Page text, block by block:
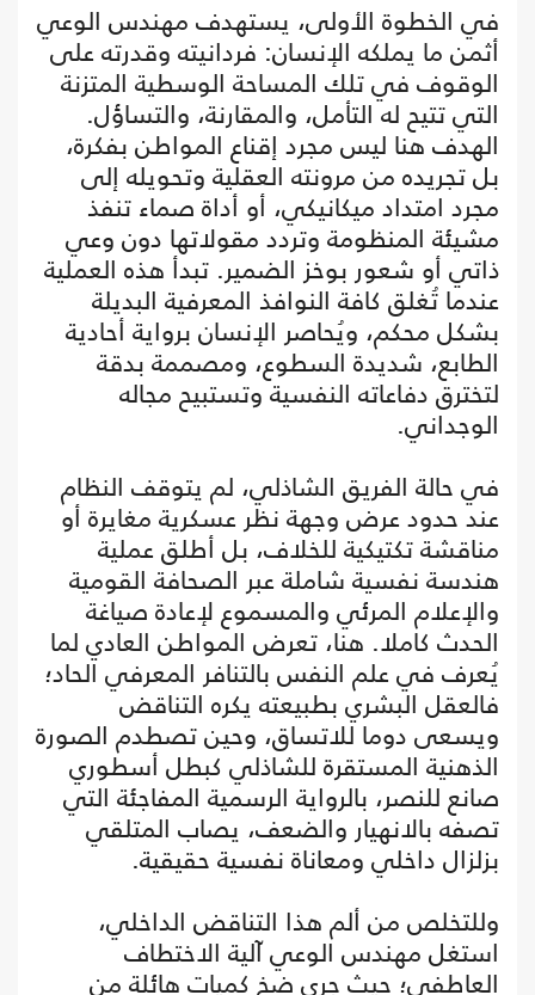
في الخطوة الأولى، يستهدف مهندس الوعي
أثمن ما يملكه الإنسان: فردانيته وقدرته على
الوقوف في تلك المساحة الوسطية المتزنة
التي تتيح له التأمل، والمقارنة، والتساؤل.
الهدف هنا ليس مجرد إقناع المواطن بفكرة،
بل تجريده من مرونته العقلية وتحويله إلى
مجرد امتداد ميكانيكي، أو أداة صماء تنفذ
مشيئة المنظومة وتردد مقولاتها دون وعي
ذاتي أو شعور بوخز الضمير. تبدأ هذه العملية
عندما تُغلق كافة النوافذ المعرفية البديلة
بشكل محكم، ويُحاصر الإنسان برواية أحادية
الطابع، شديدة السطوع، ومصممة بدقة
لتخترق دفاعاته النفسية وتستبيح مجاله
الوجداني.
في حالة الفريق الشاذلي، لم يتوقف النظام
عند حدود عرض وجهة نظر عسكرية مغايرة أو
مناقشة تكتيكية للخلاف، بل أطلق عملية
هندسة نفسية شاملة عبر الصحافة القومية
والإعلام المرئي والمسموع لإعادة صياغة
الحدث كاملا. هنا، تعرض المواطن العادي لما
يُعرف في علم النفس بالتنافر المعرفي الحاد؛
فالعقل البشري بطبيعته يكره التناقض
ويسعى دوما للاتساق، وحين تصطدم الصورة
الذهنية المستقرة للشاذلي كبطل أسطوري
صانع للنصر، بالرواية الرسمية المفاجئة التي
تصفه بالانهيار والضعف، يصاب المتلقي
بزلزال داخلي ومعاناة نفسية حقيقية.
وللتخلص من ألم هذا التناقض الداخلي،
استغل مهندس الوعي آلية الاختطاف
العاطفي؛ حيث جرى ضخ كميات هائلة من